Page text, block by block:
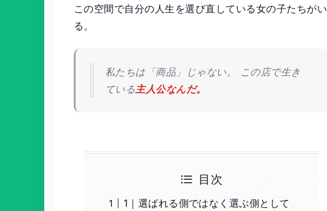
この空間で自分の人生を選び直している女の子たちがい
る。
私たちは「商品」じゃない。 この店で生き
ている 主人公なんだ。
目次
1｜選ばれる側ではなく選ぶ側として